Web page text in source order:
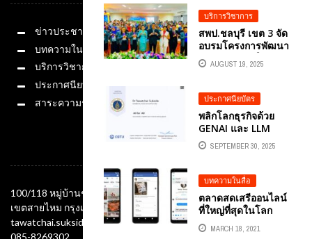
ซบุ๊ก
บริการวิชาการ
สพป.ชลบุรี เขต 3 จัด
อบรมโครงการพัฒนา
ทักษะด้าน AI ให้กับ
คุณครูในพื้นที่ นี้ได้รับ
ผู้ทรงคุณวุฒิ อ.ดร.ต้น
รัก ธวัชชัย สุขสีดา
มาให้ความรู้
AUGUST 19, 2025
ประกาศนียบัตร
พลิกโลกธุรกิจด้วย
GENAI และ LLM
คอร์สสรุปและปฏิบัติ
การแบบเข้าใจเร็ว กับ
ประดิษฐ์ AI อ.ดร.ต้น
รัก ธวัชชัย สุขสีดา
วิทยาผู้ทรงคุณวุฒิ
ด้านปัญญาประดิษฐ์
AI ที่มากด้วยความรู้
SEPTEMBER 30, 2025
บทความในสื่อ
ตลาดสดเสรีออนไลน์
ที่ใหญ่ที่สุดในโลก
FACEBOOK
MARKETPLACE ช่อง
MARCH 18, 2021
ข่าวประชาสัมพันธ์
บทความในสื่อ
บริการวิชาการ
ประกาศนียบัตร
สาระความรู้
100/118 หมู่บ้านชัยพฤกษ์ ซอยออเงิน แขวงออเงิน
เขตสายไหม กรุงเทพมหานคร 10220
tawatchai.suksida@gmail.com